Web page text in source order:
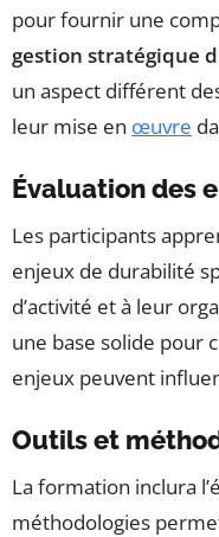
pour fournir une
gestion stratégique
un aspect différent
leur mise en œuvre
Évaluation des
Les participants
enjeux de durabilité
d’activité et à leur
une base solide pour
enjeux peuvent
Outils et
La formation inclura
méthodologies